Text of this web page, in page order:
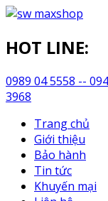
HOT LINE:
0989 04 5558 --
3968
Trang chủ
Giới thiệu
Bảo hành
Tin tức
Khuyến mại